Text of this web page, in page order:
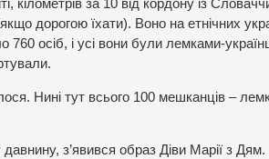
кілометрів за 10 від кордону із
дорогою їхати). Воно на етнічних
осіб, і усі вони були лемками-
Нині тут всього 100 мешканців –
з’явився образ Діви Марії з